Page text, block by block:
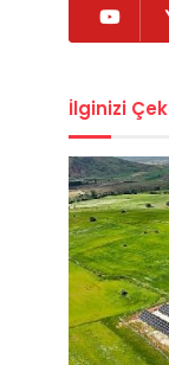
İlginizi